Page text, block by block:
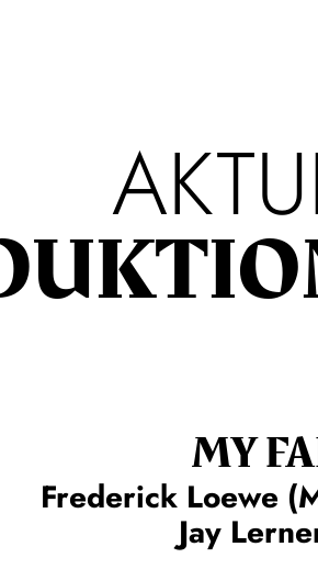
MY
Frederick Loewe
Jay